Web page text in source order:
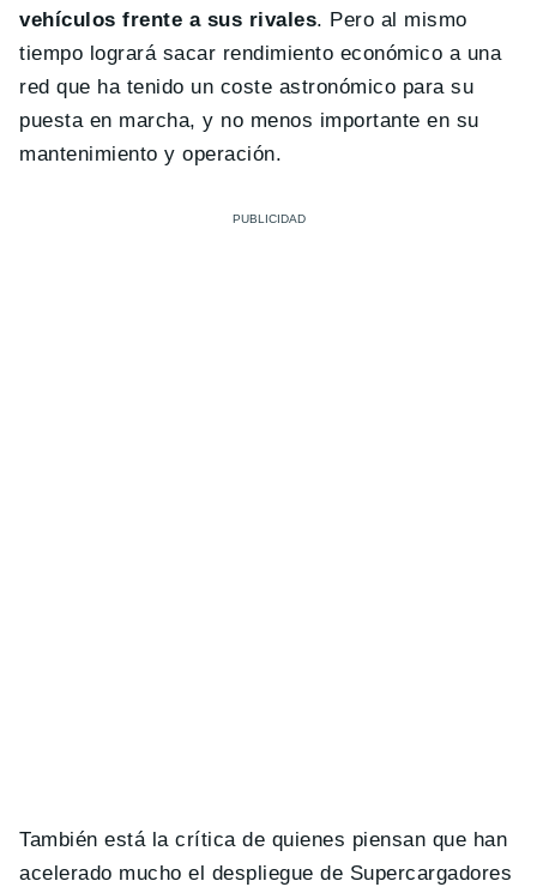
vehículos frente a sus rivales. Pero al mismo
tiempo logrará sacar rendimiento económico a una
red que ha tenido un coste astronómico para su
puesta en marcha, y no menos importante en su
mantenimiento y operación.
También está la crítica de quienes piensan que han
acelerado mucho el despliegue de Supercargadores